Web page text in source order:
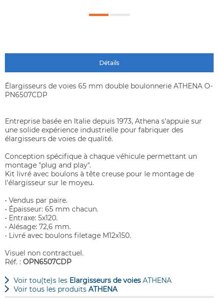
Détails
Élargisseurs de voies 65 mm double boulonnerie ATHENA O-
PN6507CDP
Entreprise basée en Italie depuis 1973, Athena s'appuie sur
une solide expérience industrielle pour fabriquer des
élargisseurs de voies de qualité.
Conception spécifique à chaque véhicule permettant un
montage "plug and play".
Kit livré avec boulons à tête creuse pour le montage de
l'élargisseur sur le moyeu.
• Vendus par paire.
• Épaisseur: 65 mm chacun.
• Entraxe: 5x120.
• Alésage: 72,6 mm.
• Livré avec boulons filetage M12x150.
Visuel non contractuel.
Réf. : OPN6507CDP
Voir tou(te)s les Elargisseurs de voies ATHENA
Voir tous les produits ATHENA